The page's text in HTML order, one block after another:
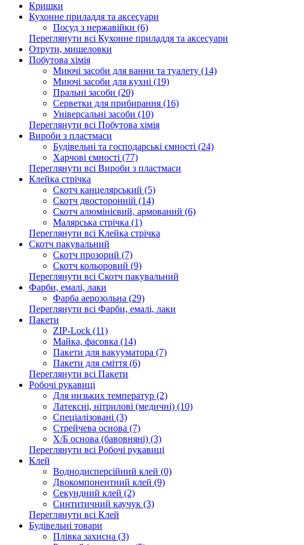
Кришки
Кухонне приладдя та аксесуари
Посуд з нержавійки (6)
Переглянути всі Кухонне приладдя та аксесуари
Отрути, мишеловки
Побутова хімія
Миючі засоби для ванни та туалету (14)
Миючі засоби для кухні (19)
Пральні засоби (20)
Серветки для прибирання (16)
Універсальні засоби (10)
Переглянути всі Побутова хімія
Вироби з пластмаси
Будівельні та господарські ємності (24)
Харчові ємності (77)
Переглянути всі Вироби з пластмаси
Клейка стрічка
Скотч канцелярський (5)
Скотч двосторонній (14)
Скотч алюмінієвий, армований (6)
Малярська стрічка (1)
Переглянути всі Клейка стрічка
Скотч пакувальний
Скотч прозорий (7)
Скотч кольоровий (9)
Переглянути всі Скотч пакувальний
Фарби, емалі, лаки
Фарба аерозольна (29)
Переглянути всі Фарби, емалі, лаки
Пакети
ZIP-Lock (11)
Майка, фасовка (14)
Пакети для вакууматора (7)
Пакети для сміття (6)
Переглянути всі Пакети
Робочі рукавиці
Для низьких температур (2)
Латексні, нітрилові (медичні) (10)
Спеціалізовані (3)
Стрейчева основа (7)
Х/Б основа (бавовняні) (3)
Переглянути всі Робочі рукавиці
Клей
Воднодисперсійний клей (0)
Двокомпонентний клей (9)
Секундний клей (2)
Синтитичний каучук (3)
Переглянути всі Клей
Будівельні товари
Плівка захисна (3)